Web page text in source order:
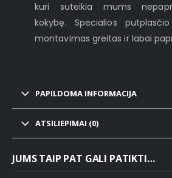
kuri suteikia mums
kokybę. Specialios
montavimas greitas ir labai
PAPILDOMA INFORMACIJA
ATSILIEPIMAI (0)
JUMS TAIP PAT GALI PATIKTI…